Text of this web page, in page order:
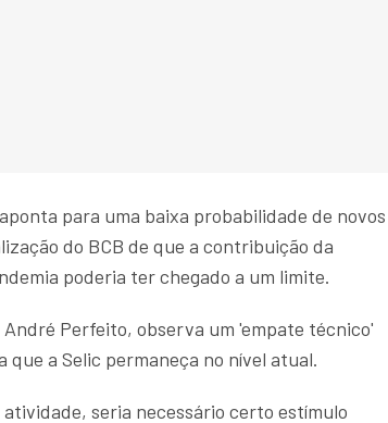
para uma baixa probabilidade de novos
do BCB de que a contribuição da
poderia ter chegado a um limite.
Perfeito, observa um 'empate técnico'
a Selic permaneça no nível atual.
seria necessário certo estímulo